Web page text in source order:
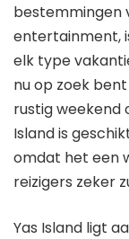
bestemmingen
entertainment,
elk type
nu op zoek
rustig weekend
Island is
omdat het een
reizigers zeker
Yas Island ligt